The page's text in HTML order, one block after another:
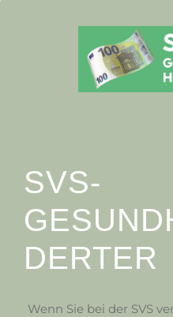
SVS-
DERTER
Wenn Sie bei der SVS